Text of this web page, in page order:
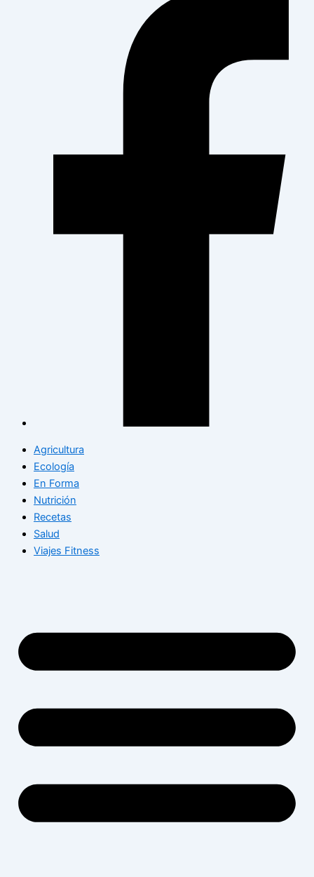
Agricultura
Ecología
En Forma
Nutrición
Recetas
Salud
Viajes Fitness